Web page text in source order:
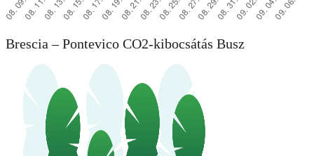
Brescia – Pontevico CO2-kibocsátás Busz